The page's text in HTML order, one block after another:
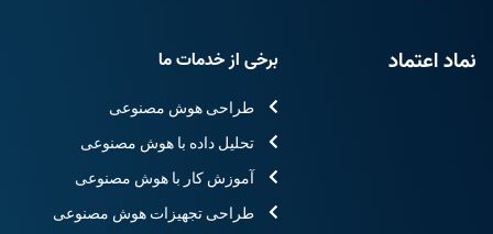
نماد اعتماد برخی از خدمات ما
طراحی هوش مصنوعی
تحلیل داده با هوش مصنوعی
آموزش کار با هوش مصنوعی
طراحی تجهیزات هوش مصنوعی